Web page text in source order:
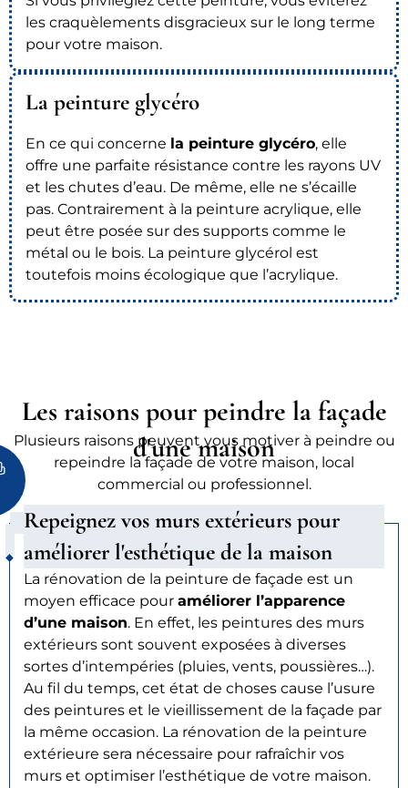
les craquèlements disgracieux sur le long terme
pour votre maison.
La peinture glycéro
En ce qui concerne la peinture glycéro, elle
offre une parfaite résistance contre les rayons UV
et les chutes d’eau. De même, elle ne s’écaille
pas. Contrairement à la peinture acrylique, elle
peut être posée sur des supports comme le
métal ou le bois. La peinture glycérol est
toutefois moins écologique que l’acrylique.
Les raisons pour peindre la façade
d'une maison
Plusieurs raisons peuvent vous motiver à peindre ou
repeindre la façade de votre maison, local
commercial ou professionnel.
Repeignez vos murs extérieurs pour
améliorer l'esthétique de la maison
La rénovation de la peinture de façade est un
moyen efficace pour améliorer l’apparence
d’une maison. En effet, les peintures des murs
extérieurs sont souvent exposées à diverses
sortes d’intempéries (pluies, vents, poussières…).
Au fil du temps, cet état de choses cause l’usure
des peintures et le vieillissement de la façade par
la même occasion. La rénovation de la peinture
extérieure sera nécessaire pour rafraîchir vos
murs et optimiser l’esthétique de votre maison.